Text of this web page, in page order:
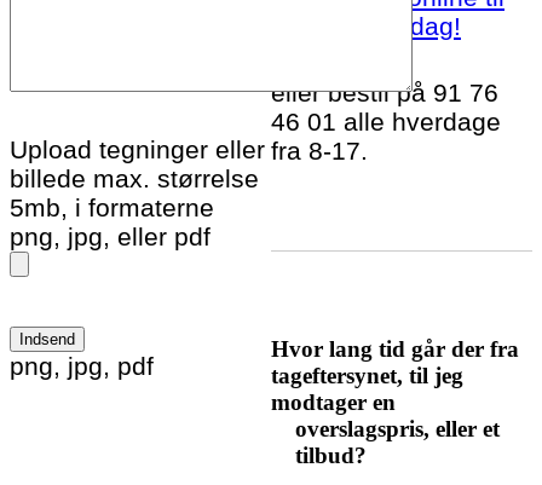
Upload tegninger eller
billede max. størrelse
5mb, i formaterne
png, jpg, eller pdf
Please leave this field empty.
png, jpg, pdf
Svendborg idag!
eller bestil på 91 76
46 01 alle hverdage
fra 8-17.
Hvor lang tid går der fra
tageftersynet, til jeg
modtager en
overslagspris, eller et
tilbud?